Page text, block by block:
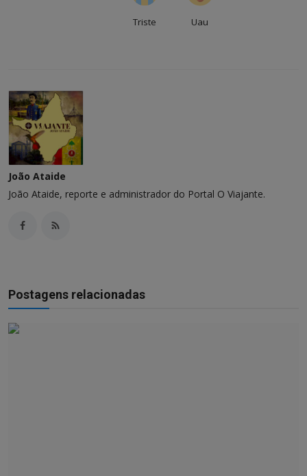
Triste Uau
João Ataide
João Ataide, reporte e administrador do Portal O Viajante.
Postagens relacionadas